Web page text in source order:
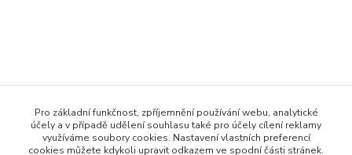
info@h2obaits.cz
Pro základní funkčnost, zpříjemnění používání webu, analytické
účely a v případě udělení souhlasu také pro účely cílení reklamy
využíváme soubory cookies. Nastavení vlastních preferencí
cookies můžete kdykoli upravit odkazem ve spodní části stránek.